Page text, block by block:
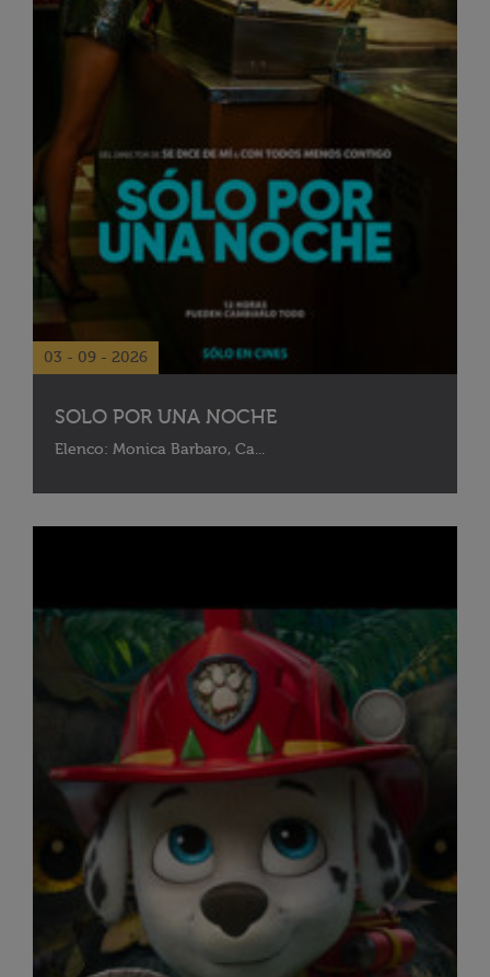
03 - 09 - 2026
SOLO POR UNA NOCHE
Elenco: Monica Barbaro, Ca...